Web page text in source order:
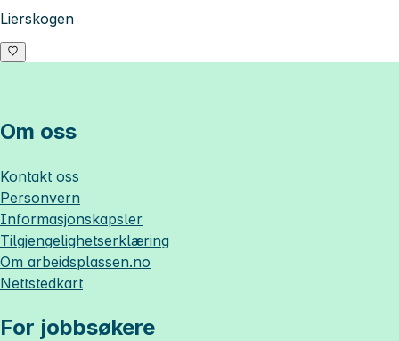
Lierskogen
Om oss
Kontakt oss
Personvern
Informasjonskapsler
Tilgjengelighetserklæring
Om arbeidsplassen.no
Nettstedkart
For jobbsøkere